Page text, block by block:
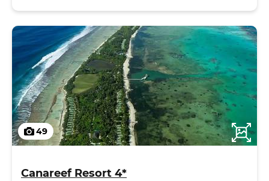
49
Canareef Resort 4*